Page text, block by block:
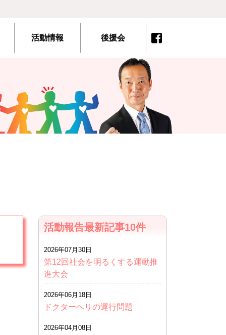
活動情報 後援会
活動報告最新記事10件
2026年07月30日
第12回社会を明るくする運動推
進大会
2026年06月18日
ドクターヘリの運行問題
2026年04月08日